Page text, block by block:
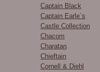
Captain Black
Captain Earle`s
Castle Collection
Chacom
Charatan
Chieftain
Cornell & Diehl